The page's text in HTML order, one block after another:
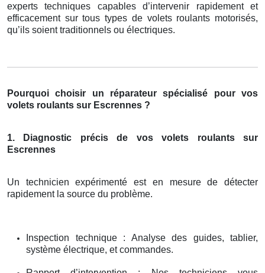
experts techniques capables d’intervenir rapidement et
efficacement sur tous types de volets roulants motorisés,
qu’ils soient traditionnels ou électriques.
Pourquoi choisir un réparateur spécialisé pour vos
volets roulants sur Escrennes ?
1. Diagnostic précis de vos volets roulants sur
Escrennes
Un technicien expérimenté est en mesure de détecter
rapidement la source du problème.
Inspection technique : Analyse des guides, tablier,
système électrique, et commandes.